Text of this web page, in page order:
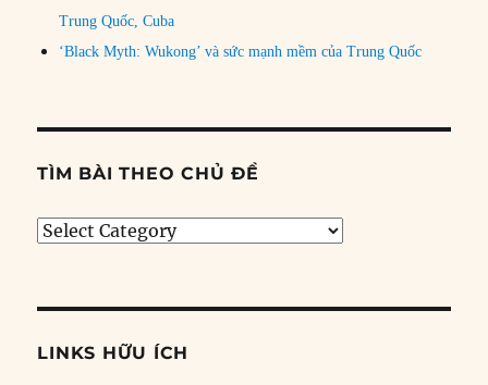
Trung Quốc, Cuba
‘Black Myth: Wukong’ và sức mạnh mềm của Trung Quốc
TÌM BÀI THEO CHỦ ĐỀ
Tìm
đề
LINKS HỮU ÍCH